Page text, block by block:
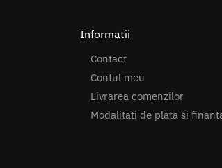
Informatii
Contact
Contul meu
Livrarea comenzilor
Modalitati de plata si